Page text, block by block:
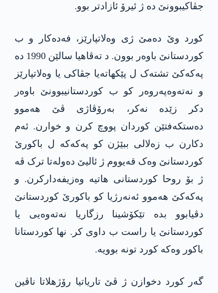
جڤاکیبوونێ دە ژ ئیرۆ ئازادتر بوو.
کورد وێ دەمێ ژی وەلاتپارێز، فەدەکار و ب
کوردستانێ باوەر بوون. د تەڤاھیا سالێن 1990 دە
پەکەکێ تشتەک ل پێکھاتەیا جڤاکی یا وەلاتپارێز
و نەتەوەپەروەر کو ب کوردستانیبوونێ باوەر
دکر زێدە نەکر، بەرۆڤاژی ڤێ ھەموو
دەستکەفتێن کوردان پووچ کرن و خوارن. ئەم
دکارن ب زەلالی ببێژن کو پەکەکە ل باکورێ
کوردستانێ وەک قەیووم ژ ئالیێ دەولەتا ترک ڤە
ژ بۆ روحا کوردستانی ھاتیە وەزیفەدارکرن. و
پەکەکێ ھەموو ئەنەرژیا کو باکورێ کوردستانێ
دڤیابوو بدە تێکۆشینا رزگاریا نەتەوەیی یا
کوردستانێ یا راست ب داوی کر. نھا کوردستانا
باکور وەکە کورد تونە بوویە.
گەر کورد دخوازن ژ ڤێ تاریاتیا رۆژھلاتا ناڤین